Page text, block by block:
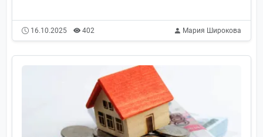
16.10.2025 402 Мария Широкова